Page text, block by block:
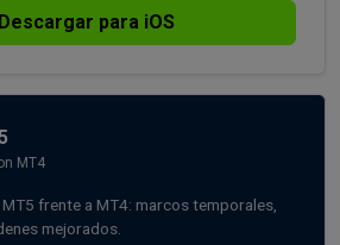
Descargar para iOS
MT4
frente a MT4: marcos temporales,
mejorados.